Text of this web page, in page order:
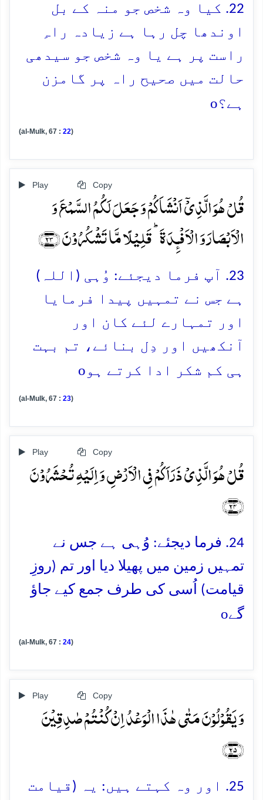
22. کیا وہ شخص جو منہ کے بل
اوندھا چل رہا ہے زیادہ راہِ
راست پر ہے یا وہ شخص جو سیدھی
حالت میں صحیح راہ پر گامزن
ہے؟o
(al-Mulk, 67 : 22)
Play Copy
قُلۡ ہُوَ الَّذِیۡۤ اَنۡشَاَکُمۡ وَ جَعَلَ لَکُمُ السَّمۡعَ وَ
الۡاَبۡصَارَ وَ الۡاَفۡـِٕدَۃَ ؕ قَلِیۡلًا مَّا تَشۡکُرُوۡنَ ﴿۲۳﴾
23. آپ فرما دیجئے: وُہی (اللہ)
ہے جس نے تمہیں پیدا فرمایا
اور تمہارے لئے کان اور
آنکھیں اور دِل بنائے، تم بہت
ہی کم شکر ادا کرتے ہو o
(al-Mulk, 67 : 23)
Play Copy
قُلۡ ہُوَ الَّذِیۡ ذَرَاَکُمۡ فِی الۡاَرۡضِ وَ اِلَیۡہِ تُحۡشَرُوۡنَ
﴿۲۴﴾
24. فرما دیجئے: وُہی ہے جس نے
تمہیں زمین میں پھیلا دیا اور تم (روزِ
قیامت) اُسی کی طرف جمع کیے جاؤ
گےo
(al-Mulk, 67 : 24)
Play Copy
وَ یَقُوۡلُوۡنَ مَتٰی ہٰذَا الۡوَعۡدُ اِنۡ کُنۡتُمۡ صٰدِقِیۡنَ
﴿۲۵﴾
25. اور وہ کہتے ہیں: یہ (قیامت